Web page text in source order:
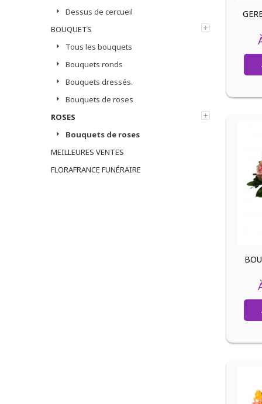
Dessus de cercueil
BOUQUETS
Tous les bouquets
Bouquets ronds
Bouquets dressés.
Bouquets de roses
ROSES
Bouquets de roses
MEILLEURES VENTES
FLORAFRANCE FUNÉRAIRE